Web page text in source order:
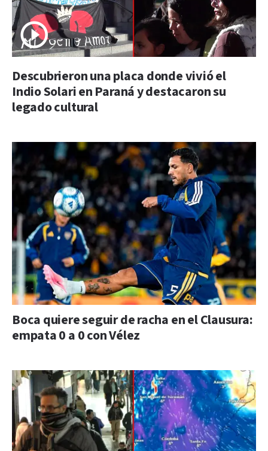
Descubrieron una placa donde vivió el
Indio Solari en Paraná y destacaron su
legado cultural
Boca quiere seguir de racha en el Clausura:
empata 0 a 0 con Vélez